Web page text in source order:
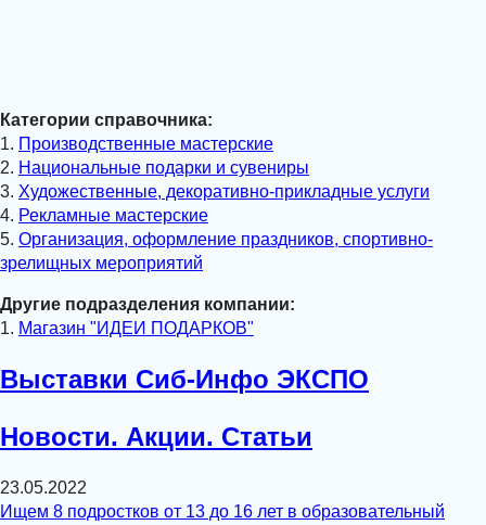
Категории справочника:
1. Производственные мастерские
2. Национальные подарки и сувениры
3. Художественные, декоративно-прикладные услуги
4. Рекламные мастерские
5. Организация, оформление праздников, спортивно-
зрелищных мероприятий
Другие подразделения компании:
1. Магазин "ИДЕИ ПОДАРКОВ"
Выставки Сиб-Инфо ЭКСПО
Новости. Акции. Статьи
23.05.2022
Ищем 8 подростков от 13 до 16 лет в образовательный